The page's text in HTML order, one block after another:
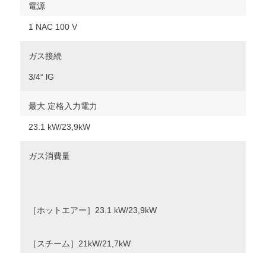
電源
1 NAC 100 V
ガス接続
3/4“ lG
最大 定格入力電力
23.1 kW/23,9kW
ガス消費量
［ホットエアー］23.1 kW/23,9kW
［スチーム］21kW/21,7kW